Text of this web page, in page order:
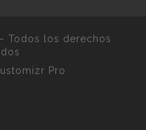
– Todos los derechos
Pro